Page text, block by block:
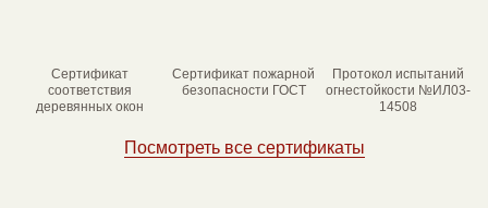
Сертификат
соответствия
деревянных окон
Сертификат пожарной
безопасности ГОСТ
Протокол испытаний
огнестойкости №ИЛ03-
14508
Посмотреть все сертификаты